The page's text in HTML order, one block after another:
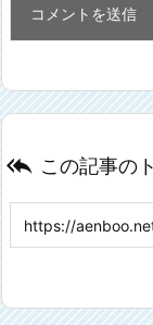
 この記事の